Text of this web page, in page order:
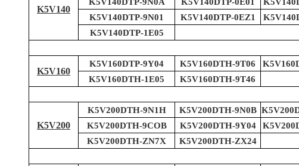
K5V140
K5V140DTP-9N01
K5V140DTP-0EZ1
K5V140DTP-1E05
K5V160
K5V160DTP-9Y04 K5V160DTH-9T06
K5V160DTH-1E05
K5V160DTH-9T46
K5V200
K5V200DTH-9N1H K5V200DTH-9N0B
K5V200DTH-9COB
K5V200DTH-9Y04
K5V200DTH-ZN7X
K5V200DTH-ZX24